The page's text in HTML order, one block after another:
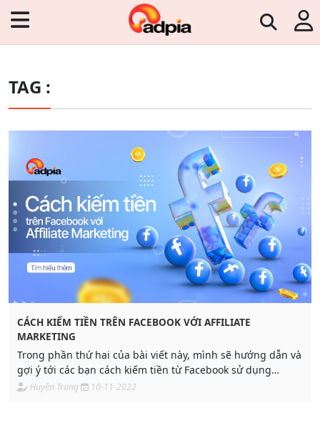
TAG :
CÁCH KIẾM TIỀN TRÊN FACEBOOK VỚI AFFILIATE
MARKETING
Trong phần thứ hai của bài viết này, mình sẽ hướng dẫn và
gợi ý tới các bạn cách kiếm tiền từ Facebook sử dụng
Affiliate một cách cơ bản và hết sức đơn giản. Để bất cứ
Huyền Trang 10-11-2022